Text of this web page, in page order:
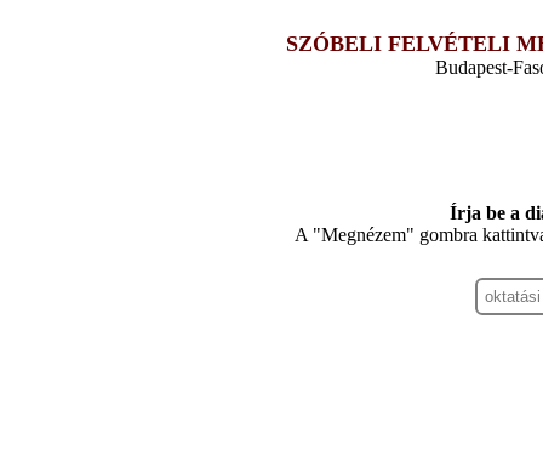
SZÓBELI FELVÉTELI
Budapest-
Írja be a
A "Megnézem" gombra